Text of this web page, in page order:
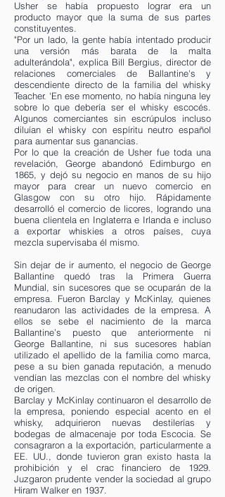
Usher se había propuesto lograr era un
producto mayor que la suma de sus partes
constituyentes.
"Por un lado, la gente había intentado producir
una versión más barata de la malta
adulterándola", explica Bill Bergius, director de
relaciones comerciales de Ballantine's y
descendiente directo de la familia del whisky
Teacher. 'En ese momento, no había ninguna ley
sobre lo que debería ser el whisky escocés.
Algunos comerciantes sin escrúpulos incluso
diluían el whisky con espíritu neutro español
para aumentar sus ganancias.
Por lo que la creación de Usher fue toda una
revelación, George abandonó Edimburgo en
1865, y dejó su negocio en manos de su hijo
mayor para crear un nuevo comercio en
Glasgow con su otro hijo. Rápidamente
desarrolló el comercio de licores, logrando una
buena clientela en Inglaterra e Irlanda e incluso
a exportar whiskies a otros países, cuya
mezcla supervisaba él mismo.
Sin dejar de ir aumento, el negocio de George
Ballantine quedó tras la Primera Guerra
Mundial, sin sucesores que se ocuparán de la
empresa. Fueron Barclay y McKinlay, quienes
reanudaron las actividades de la empresa. A
ellos se sebe el nacimiento de la marca
Ballantine’s puesto que anteriormente ni
George Ballantine, ni sus sucesores habían
utilizado el apellido de la familia como marca,
pese a su bien ganada reputación, a menudo
vendían las mezclas con el nombre del whisky
de origen.
Barclay y McKinlay continuaron el desarrollo de
la empresa, poniendo especial acento en el
whisky, adquirieron nuevas destilerías y
bodegas de almacenaje por toda Escocia. Se
consagraron a la exportación, particularmente a
EE. UU., donde tuvieron gran existo hasta la
prohibición y el crac financiero de 1929.
Juzgaron prudente vender la sociedad al grupo
Hiram Walker en 1937.